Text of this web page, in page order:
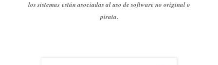
los sistemas están asociadas al uso de software no original o
pirata.